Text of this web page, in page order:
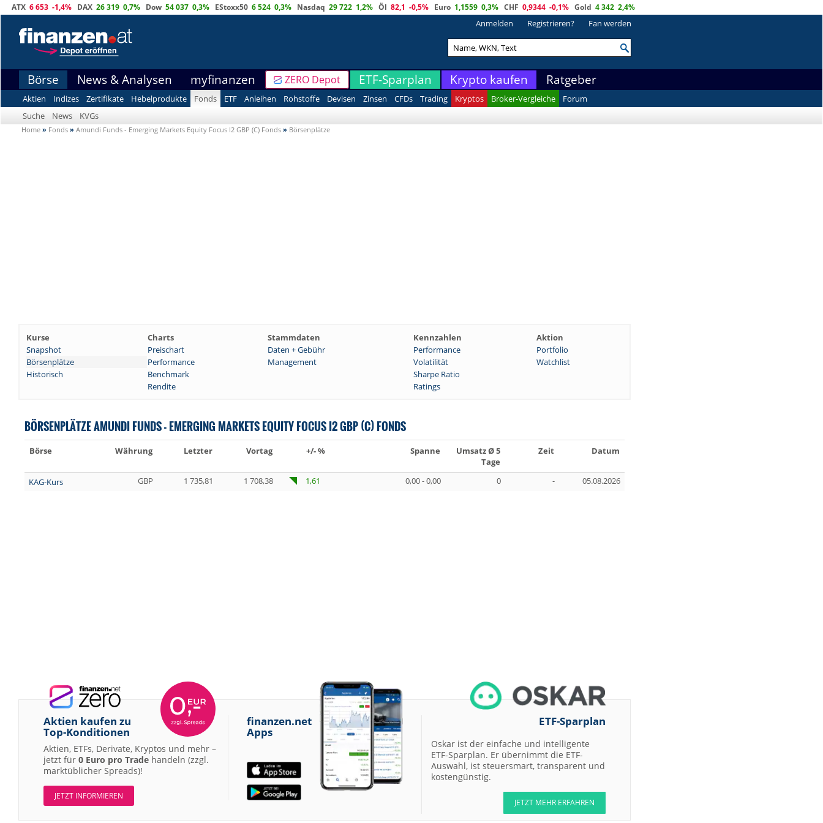
ATX 6 653 -1,4% DAX 26 319 0,7% Dow 54 037 0,3% EStoxx50 6 524 0,3% Nasdaq 29 722 1,2% Öl 82,1 -0,5% Euro 1,1559 0,3% CHF 0,9344 -0,1% Gold 4 342 2,4%
Anmelden Registrieren? Fan werden
Börse News & Analysen myfinanzen ZERO Depot ETF-Sparplan Krypto kaufen Ratgeber
Aktien Indizes Zertifikate Hebelprodukte Fonds ETF Anleihen Rohstoffe Devisen Zinsen CFDs Trading Kryptos Broker-Vergleiche
Forum
Suche
News KVGs
Home » Fonds » Amundi Funds - Emerging Markets Equity Focus I2 GBP (C) Fonds » Börsenplätze
Kurse Charts Stammdaten Kennzahlen
Aktion
Snapshot
Preischart Daten + Gebühr Performance
Portfolio
Börsenplätze
Performance Management Volatilität
Watchlist
Historisch
Benchmark
Sharpe Ratio
Rendite
Ratings
BÖRSENPLÄTZE AMUNDI FUNDS - EMERGING MARKETS EQUITY FOCUS I2 GBP (C) FONDS
Börse Währung Letzter Vortag +/- % Spanne
Umsatz Ø 5
Tage
Zeit Datum
KAG-Kurs GBP 1 735,81 1 708,38 1,61 0,00 - 0,00 0 - 05.08.2026
Aktien kaufen zu
Top-Konditionen
Aktien, ETFs, Derivate, Kryptos und mehr –
jetzt für 0 Euro pro Trade handeln (zzgl.
marktüblicher Spreads)!
JETZT INFORMIEREN
finanzen.net
Apps
ETF-Sparplan
Oskar ist der einfache und intelligente
ETF-Sparplan. Er übernimmt die ETF-
Auswahl, ist steuersmart, transparent und
kostengünstig.
JETZT MEHR ERFAHREN